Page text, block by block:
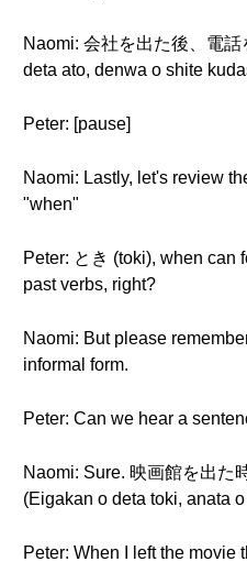
Naomi: 会社を出た後、電
deta ato, denwa o shite
Peter: [pause]
Naomi: Lastly, let's review
"when"
Peter: とき (toki), when can
past verbs, right?
Naomi: But please
informal form.
Peter: Can we hear a
Naomi: Sure. 映画館を出た
(Eigakan o deta toki, anata
Peter: When I left the movie